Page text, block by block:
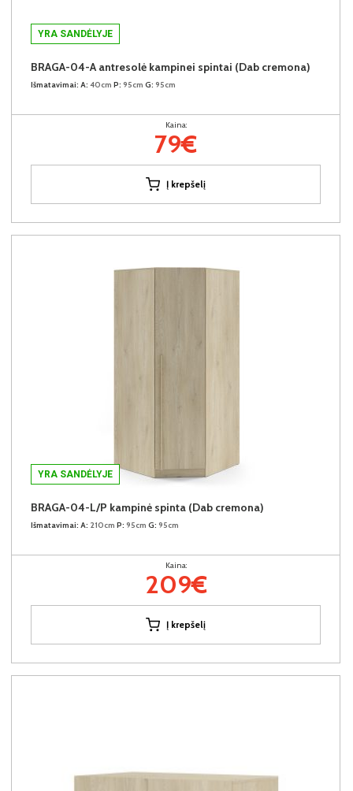
YRA SANDĖLYJE
BRAGA-04-A antresolė kampinei spintai (Dab cremona)
Išmatavimai: A: 40cm P: 95cm G: 95cm
Kaina:
79€
Į krepšelį
YRA SANDĖLYJE
BRAGA-04-L/P kampinė spinta (Dab cremona)
Išmatavimai: A: 210cm P: 95cm G: 95cm
Kaina:
209€
Į krepšelį